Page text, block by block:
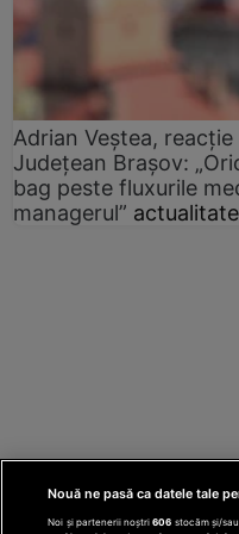
Adrian Veștea,
Județean Brașov:
bag peste fluxurile
managerul”
Nouă ne pasă ca datele tale
Noi și partenerii noștri606 stocăm și/